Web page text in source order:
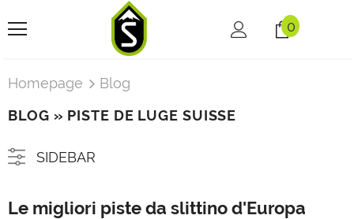
0
Homepage
Blog
BLOG » PISTE DE LUGE SUISSE
SIDEBAR
Le migliori piste da slittino d'Europa